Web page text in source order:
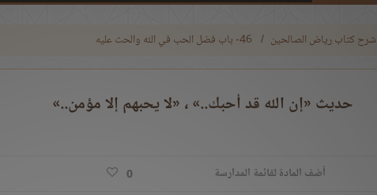
شرح كتاب رياض الصالحين
حديث «إن الله قد أحبك..» ، «لا يحبهم إلا مؤمن..»
أضف المادة لقائمة المدارسة 0